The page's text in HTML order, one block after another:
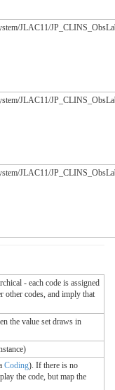
JLAC11/
JLAC11/
JLAC11/
- each code is assigned
other codes, and imply that
the value set draws in
Coding). If there is no
the code, but map the